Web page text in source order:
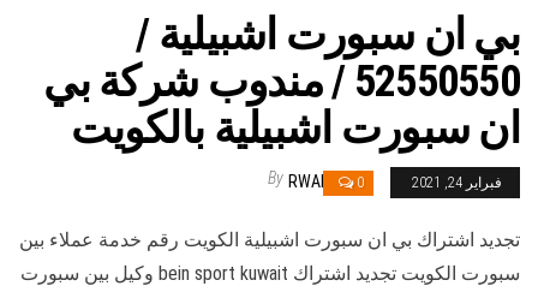
بي ان سبورت اشبيلية /
52550550 / مندوب شركة بي
ان سبورت اشبيلية بالكويت
فبراير 24, 2021 0
By RWAN
تجديد اشتراك بي ان سبورت اشبيلية الكويت رقم خدمة عملاء بين
سبورت الكويت تجديد اشتراك bein sport kuwait وكيل بين سبورت